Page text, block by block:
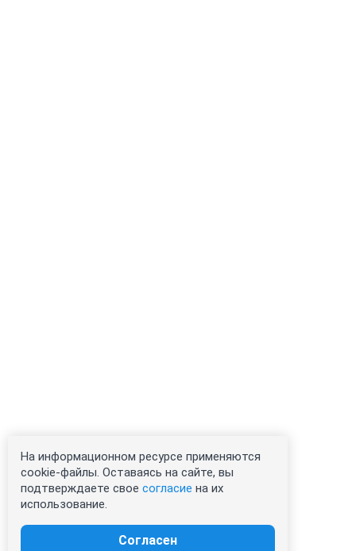
На информационном ресурсе применяются
cookie-файлы. Оставаясь на сайте, вы
подтверждаете свое согласие на их
использование.
Согласен